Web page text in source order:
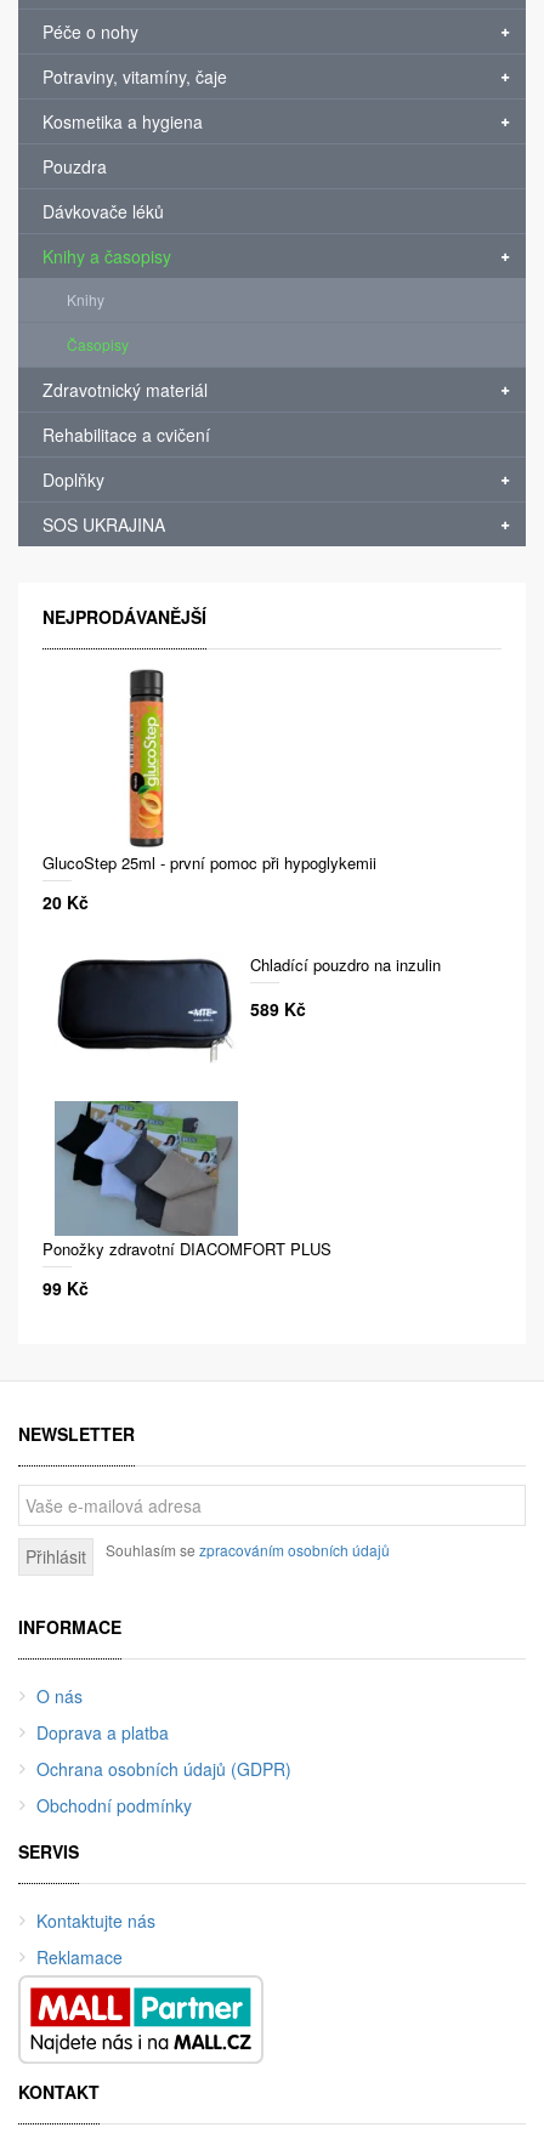
Péče o nohy
Potraviny, vitamíny, čaje
Kosmetika a hygiena
Pouzdra
Dávkovače léků
Knihy a časopisy
Knihy
Časopisy
Zdravotnický materiál
Rehabilitace a cvičení
Doplňky
SOS UKRAJINA
NEJPRODÁVANĚJŠÍ
GlucoStep 25ml - první pomoc při hypoglykemii
20 Kč
Chladící pouzdro na inzulin
589 Kč
Ponožky zdravotní DIACOMFORT PLUS
99 Kč
NEWSLETTER
Přihlásit Souhlasím se zpracováním osobních údajů
INFORMACE
O nás
Doprava a platba
Ochrana osobních údajů (GDPR)
Obchodní podmínky
SERVIS
Kontaktujte nás
Reklamace
KONTAKT